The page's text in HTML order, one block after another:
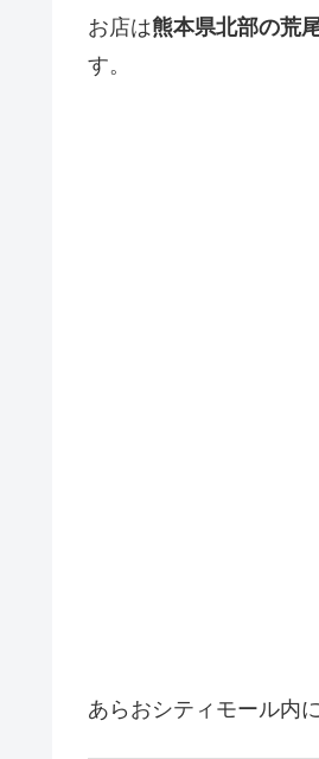
お店は熊本県北部の荒
す。
あらおシティモール内